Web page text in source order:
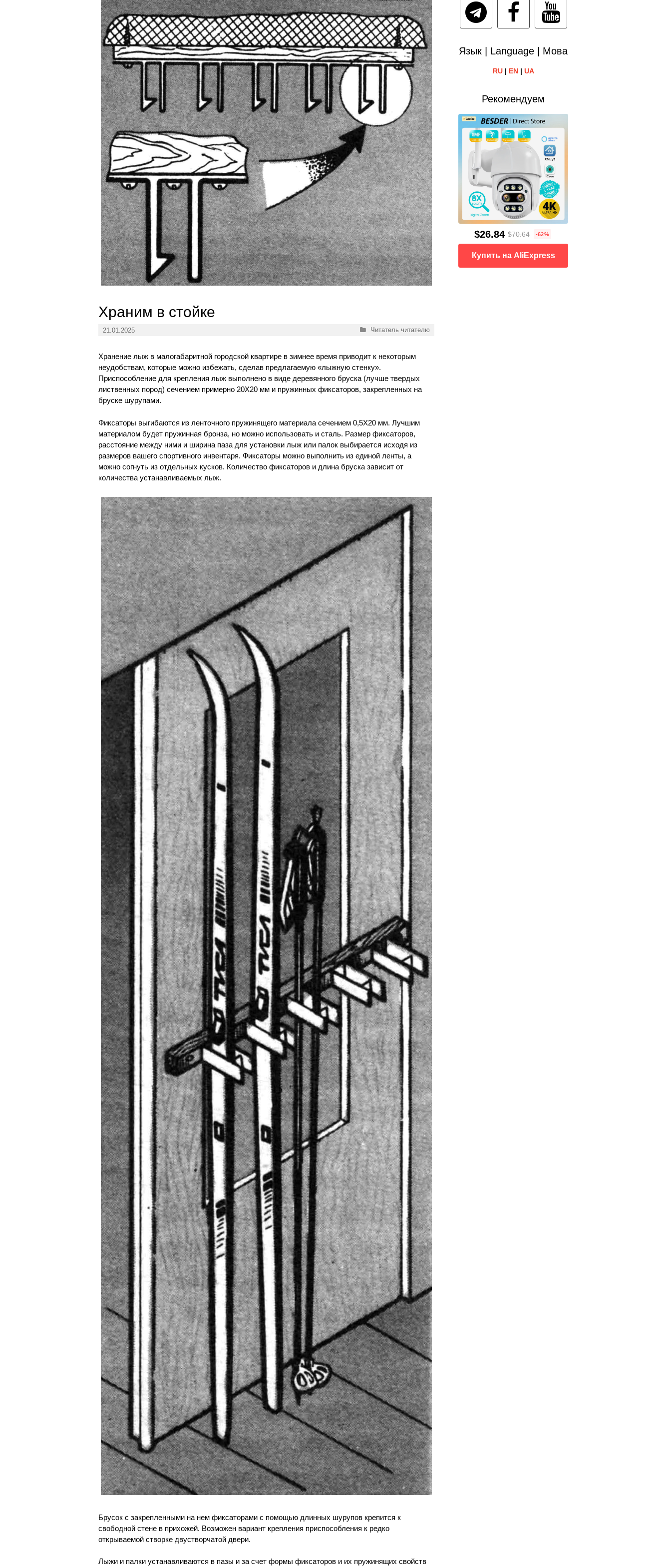
Храним в стойке
21.01.2025 Рубрики
Читатель читателю
Хранение лыж в малогабаритной городской квартире в зимнее время приводит к некоторым
неудобствам, которые можно избежать, сделав предлагаемую «лыжную стенку».
Приспособление для крепления лыж выполнено в виде деревянного бруска (лучше твердых
лиственных пород) сечением примерно 20Х20 мм и пружинных фиксаторов, закрепленных на
бруске шурупами.
Фиксаторы выгибаются из ленточного пружинящего материала сечением 0,5Х20 мм. Лучшим
материалом будет пружинная бронза, но можно использовать и сталь. Размер фиксаторов,
расстояние между ними и ширина паза для установки лыж или палок выбирается исходя из
размеров вашего спортивного инвентаря. Фиксаторы можно выполнить из единой ленты, а
можно согнуть из отдельных кусков. Количество фиксаторов и длина бруска зависит от
количества устанавливаемых лыж.
Брусок с закрепленными на нем фиксаторами с помощью длинных шурупов крепится к
свободной стене в прихожей. Возможен вариант крепления приспособления к редко
открываемой створке двустворчатой двери.
Лыжи и палки устанавливаются в пазы и за счет формы фиксаторов и их пружинящих свойств
Язык | Language | Мова
RU| EN| UA
Рекомендуем
$26.84 $70.64 -62%
Купить на AliExpress